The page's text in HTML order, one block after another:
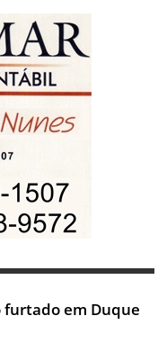
furtado em Duque